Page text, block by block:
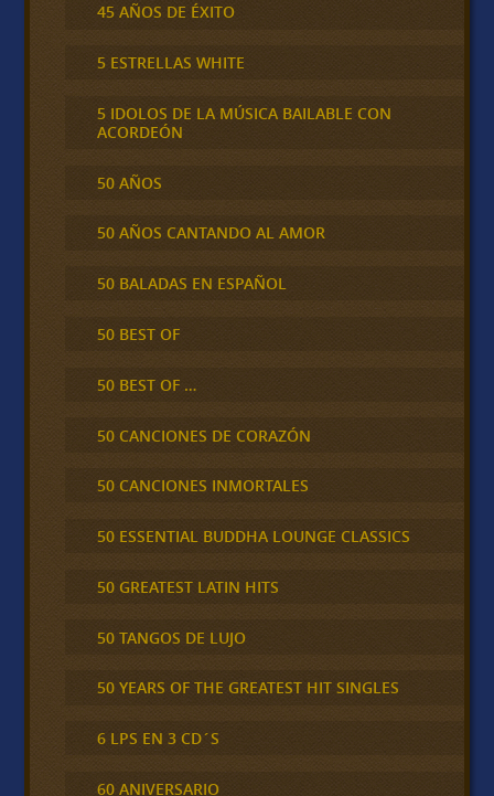
45 AÑOS DE ÉXITO
5 ESTRELLAS WHITE
5 IDOLOS DE LA MÚSICA BAILABLE CON
ACORDEÓN
50 AÑOS
50 AÑOS CANTANDO AL AMOR
50 BALADAS EN ESPAÑOL
50 BEST OF
50 BEST OF …
50 CANCIONES DE CORAZÓN
50 CANCIONES INMORTALES
50 ESSENTIAL BUDDHA LOUNGE CLASSICS
50 GREATEST LATIN HITS
50 TANGOS DE LUJO
50 YEARS OF THE GREATEST HIT SINGLES
6 LPS EN 3 CD´S
60 ANIVERSARIO